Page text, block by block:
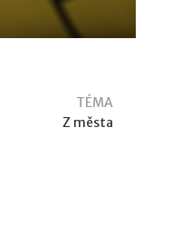
TÉMA
Z města